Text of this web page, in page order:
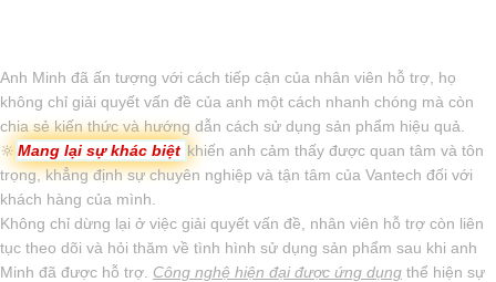
Anh Minh đã ấn tượng với cách tiếp cận của nhân viên hỗ trợ, họ
không chỉ giải quyết vấn đề của anh một cách nhanh chóng mà còn
chia sẻ kiến thức và hướng dẫn cách sử dụng sản phẩm hiệu quả.
🔆 Mang lại sự khác biệt khiến anh cảm thấy được quan tâm và tôn
trọng, khẳng định sự chuyên nghiệp và tận tâm của Vantech đối với
khách hàng của mình.
Không chỉ dừng lại ở việc giải quyết vấn đề, nhân viên hỗ trợ còn liên
tục theo dõi và hỏi thăm về tình hình sử dụng sản phẩm sau khi anh
Minh đã được hỗ trợ. Công nghệ hiện đại được ứng dụng thể hiện sự